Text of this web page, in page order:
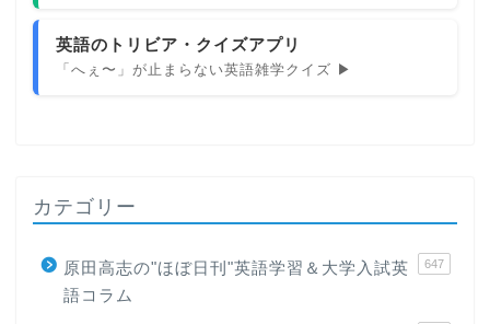
英語のトリビア・クイズアプリ
「へぇ〜」が止まらない英語雑学クイズ ▶
カテゴリー
原田高志の"ほぼ日刊"英語学習＆大学入試英
語コラム
647